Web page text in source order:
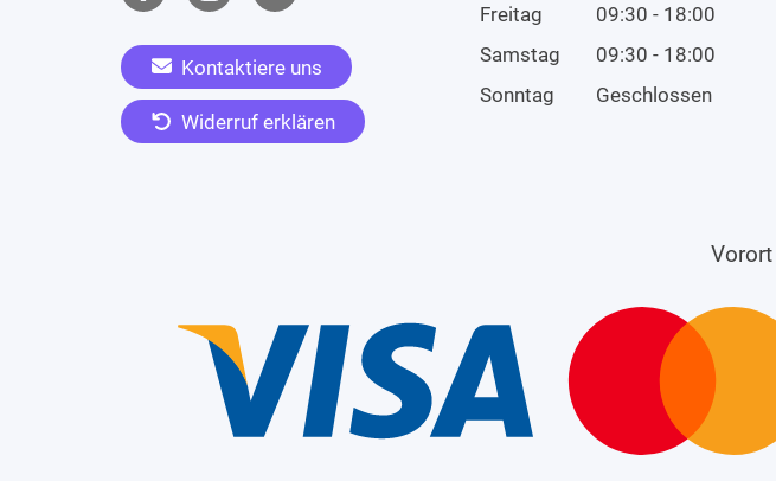
Kontaktiere uns
Widerruf erklären
Freitag
09:30 - 18:00
Samstag
09:30 - 18:00
Sonntag
Geschlossen